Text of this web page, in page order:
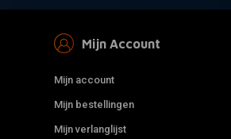
Mijn Account
Mijn account
Mijn bestellingen
Mijn verlanglijst